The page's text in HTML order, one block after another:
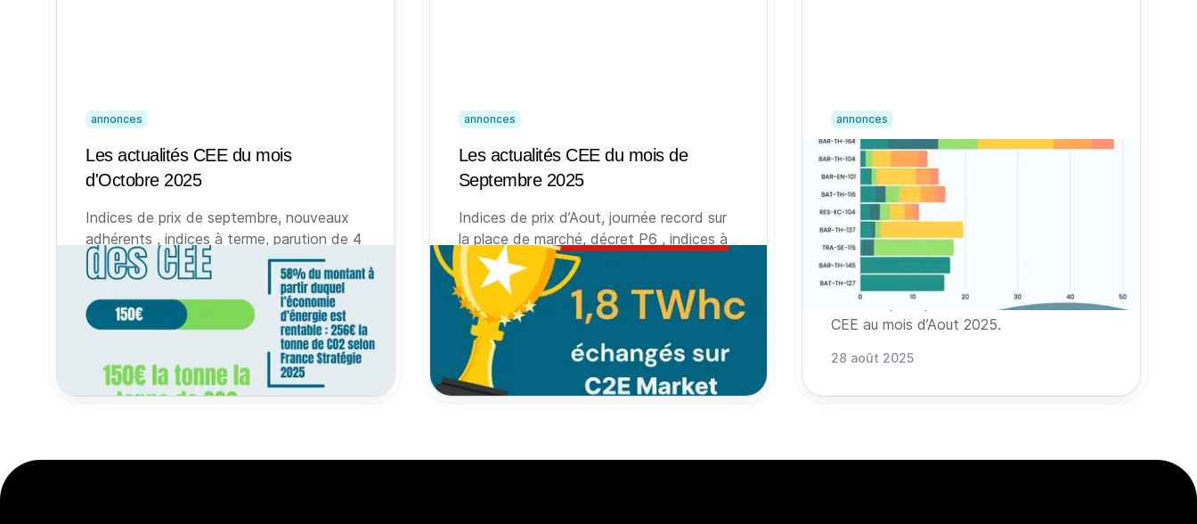
annonces
Les actualités CEE du mois
d'Octobre 2025
Indices de prix de septembre, nouveaux
adhérents , indices à terme, parution de 4
mois de statistiques, études sur les
économies réelles et CAE espagnols :
retour sur les sujets qui ont fait l’actualité
des CEE au mois d’Octobre 2025.
annonces
Les actualités CEE du mois de
Septembre 2025
Indices de prix d’Aout, journée record sur
la place de marché, décret P6 , indices à
terme, bilan 2024 des CEE, et genèse du
dispositif : retour sur les sujets qui ont fait
l’actualité des CEE au mois de Septembre
2025.
2 octobre 2025
annonces
Les actualités CEE du mois d'août
2025
Indices de prix de juillet, révision de
l’obligation P5, décret P6, lettre
d’information des CEE et top 3 des
opérations standardisées 2025 : retour
sur les sujets qui ont fait l’actualité des
CEE au mois d’Aout 2025.
28 août 2025